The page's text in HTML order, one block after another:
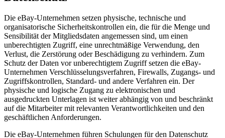
Die eBay-Unternehmen setzen physische, technische und
organisatorische Sicherheitskontrollen ein, die für die Menge und
Sensibilität der Mitgliedsdaten angemessen sind, um einen
unberechtigten Zugriff, eine unrechtmäßige Verwendung, den
Verlust, die Zerstörung oder Beschädigung zu verhindern. Zum
Schutz der Daten vor unberechtigtem Zugriff setzen die eBay-
Unternehmen Verschlüsselungsverfahren, Firewalls, Zugangs- und
Zugriffskontrollen, Standard- und andere Verfahren ein. Der
physische und logische Zugang zu elektronischen und
ausgedruckten Unterlagen ist weiter abhängig von und beschränkt
auf die Mitarbeiter mit relevanten Verantwortlichkeiten und den
geschäftlichen Anforderungen.
Die eBay-Unternehmen führen Schulungen für den Datenschutz